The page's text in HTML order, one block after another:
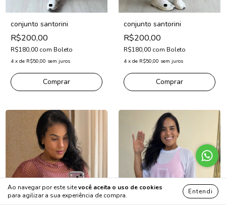
Ao navegar por este sitevocê aceita o uso de cookies
para agilizar a sua experiência de compra.
Entendi
conjunto santorini
R$200,00
R$180,00 com Boleto
4 x de R$50,00 sem juros
Comprar
conjunto santorini
R$200,00
R$180,00 com Boleto
4 x de R$50,00 sem juros
Comprar